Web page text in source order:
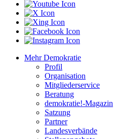
Mehr Demokratie
Profil
Organisation
Mitgliederservice
Beratung
demokratie!-Magazin
Satzung
Partner
Landesverbände